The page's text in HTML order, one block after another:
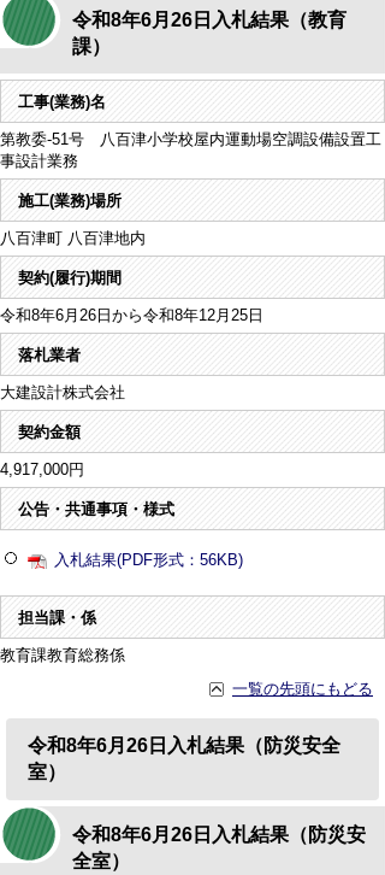
令和8年6月26日入札結果（教育
課）
工事(業務)名
第教委-51号 八百津小学校屋内運動場空調設備設置工
事設計業務
施工(業務)場所
八百津町 八百津地内
契約(履行)期間
令和8年6月26日から令和8年12月25日
落札業者
大建設計株式会社
契約金額
4,917,000円
公告・共通事項・様式
入札結果(PDF形式：56KB)
担当課・係
教育課教育総務係
一覧の先頭にもどる
令和8年6月26日入札結果（防災安全
室）
令和8年6月26日入札結果（防災安
全室）